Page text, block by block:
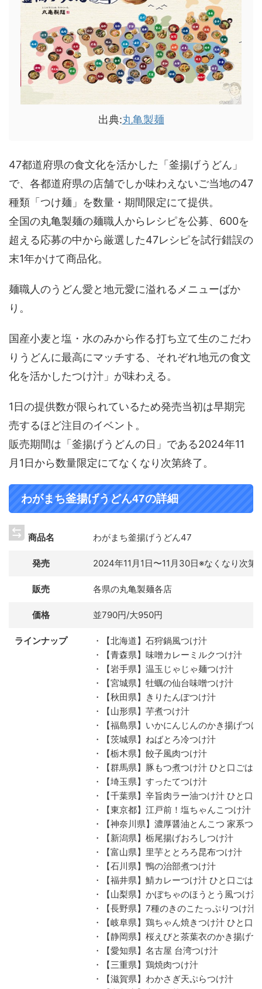
出典:丸亀製麺
47都道府県の食文化を活かした「釜揚げうどん」
で、各都道府県の店舗でしか味わえないご当地の47
種類「つけ麺」を数量・期間限定にて提供。
全国の丸亀製麺の麺職人からレシピを公募、600を
超える応募の中から厳選した47レシピを試行錯誤の
末1年かけて商品化。
麺職人のうどん愛と地元愛に溢れるメニューばか
り。
国産小麦と塩・水のみから作る打ち立て生のこだわ
りうどんに最高にマッチする、それぞれ地元の食文
化を活かしたつけ汁」が味わえる。
1日の提供数が限られているため発売当初は早期完
売するほど注目のイベント。
販売期間は「釜揚げうどんの日」である2024年11
月1日から数量限定にてなくなり次第終了。
わがまち釜揚げうどん47の詳細
商品名 わがまち釜揚げうどん47
発売 2024年11月1日〜11月30日※なくなり次第
販売 各県の丸亀製麺各店
価格 並790円/大950円
ラインナップ
・【北海道】石狩鍋風つけ汁
・【青森県】味噌カレーミルクつけ汁
・【岩手県】温玉じゃじゃ麺つけ汁
・【宮城県】牡蠣の仙台味噌つけ汁
・【秋田県】きりたんぽつけ汁
・【山形県】芋煮つけ汁
・【福島県】いかにんじんのかき揚げつけ
・【茨城県】ねばとろ冷つけ汁
・【栃木県】餃子風肉つけ汁
・【群馬県】豚もつ煮つけ汁 ひと口ごは
・【埼玉県】すったてつけ汁
・【千葉県】辛旨肉ラー油つけ汁 ひと口
・【東京都】江戸前！塩ちゃんこつけ汁
・【神奈川県】濃厚醤油とんこつ 家系つ
・【新潟県】栃尾揚げおろしつけ汁
・【富山県】里芋ととろろ昆布つけ汁
・【石川県】鴨の治部煮つけ汁
・【福井県】鯖カレーつけ汁 ひと口ごは
・【山梨県】かぼちゃのほうとう風つけ汁
・【長野県】7種のきのこたっぷりつけ汁
・【岐阜県】鶏ちゃん焼きつけ汁 ひと口
・【静岡県】桜えびと茶葉衣のかき揚げ
・【愛知県】名古屋 台湾つけ汁
・【三重県】鶏焼肉つけ汁
・【滋賀県】わかさぎ天ぷらつけ汁